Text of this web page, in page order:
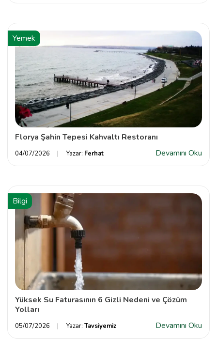
Yemek
Florya Şahin Tepesi Kahvaltı Restoranı
04/07/2026 Yazar: Ferhat Devamını Oku
Bilgi
Yüksek Su Faturasının 6 Gizli Nedeni ve Çözüm
Yolları
05/07/2026 Yazar: Tavsiyemiz Devamını Oku